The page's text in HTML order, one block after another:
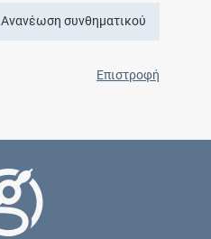
Ανανέωση συνθηματικού
Επιστροφή